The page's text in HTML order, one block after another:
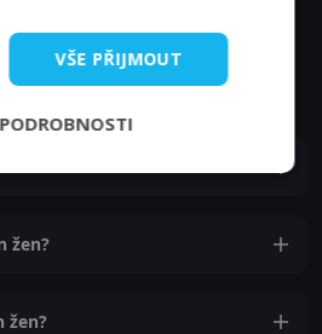
a zajímavosti
žen natočen?
žen?
žen?
VŠE PŘIJMOUT